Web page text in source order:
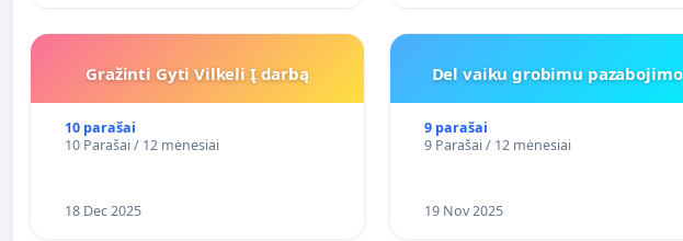
Gražinti Gyti Vilkeli Į darbą
10 parašai
10 Parašai / 12 mėnesiai
18 Dec 2025
Del vaiku grobimu pazabojimo
9 parašai
9 Parašai / 12 mėnesiai
19 Nov 2025